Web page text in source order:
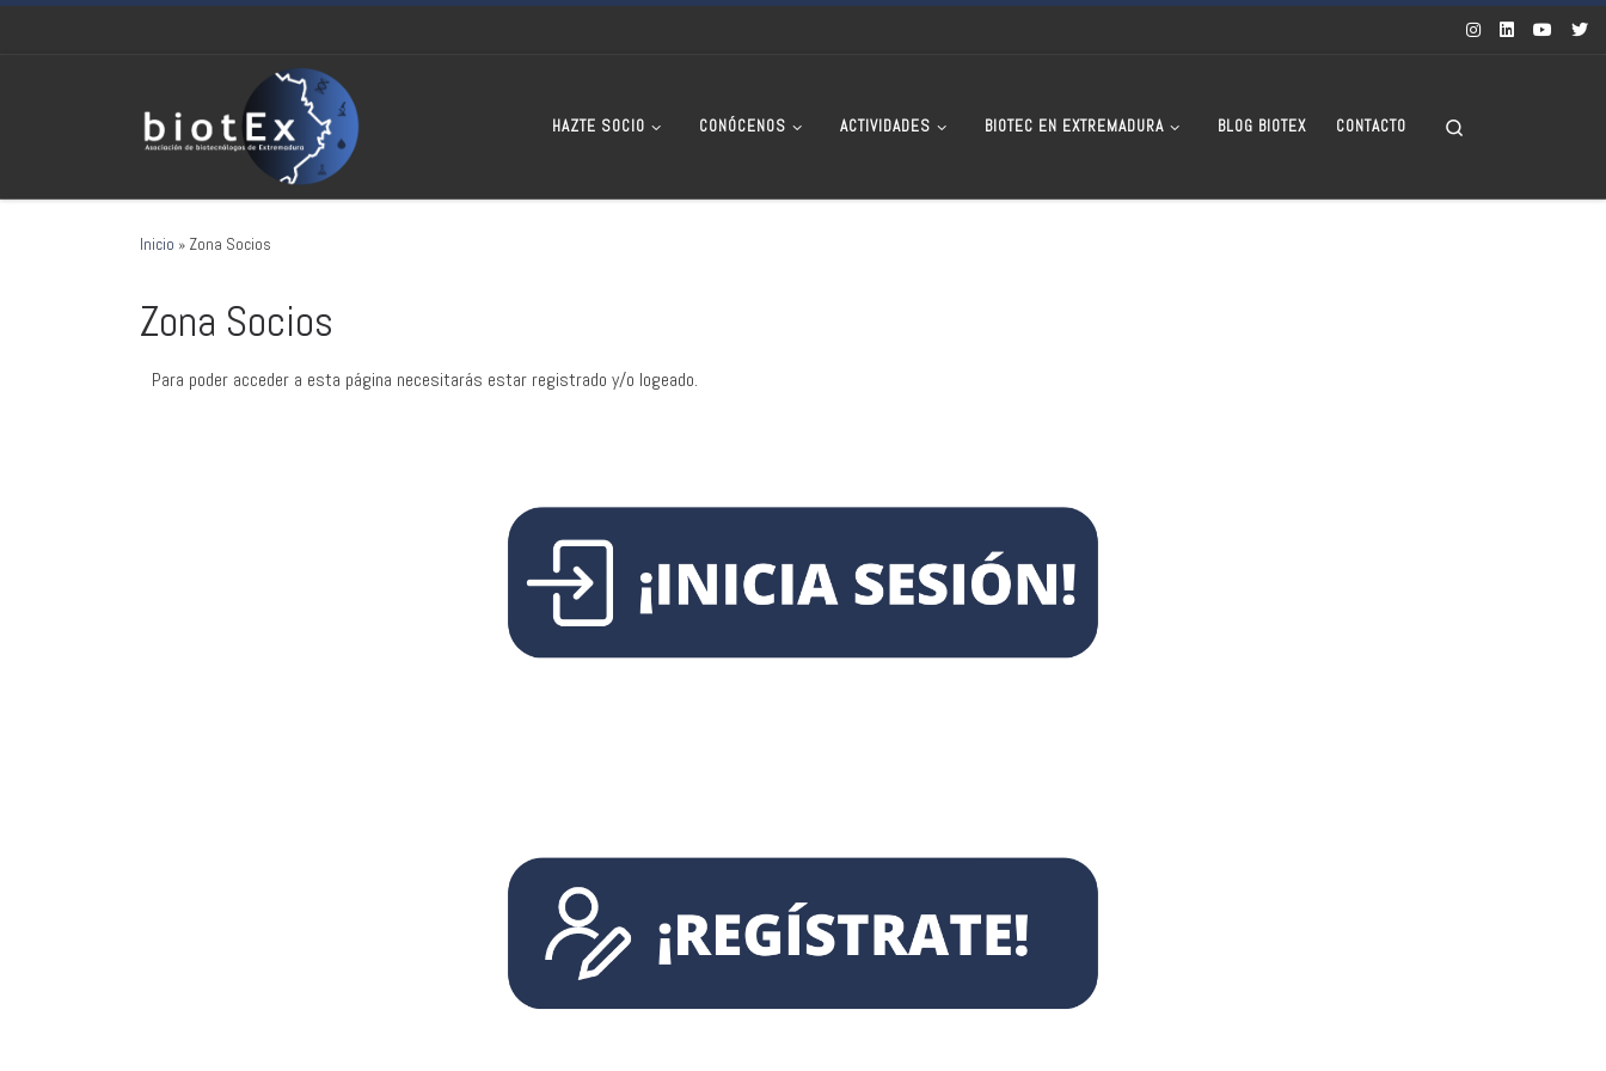
HAZTE SOCIO CONÓCENOS ACTIVIDADES BIOTEC EN EXTREMADURA BLOG BIOTEX CONTACTO
Inicio » Zona Socios
Zona Socios
Para poder acceder a esta página necesitarás estar registrado y/o logeado.